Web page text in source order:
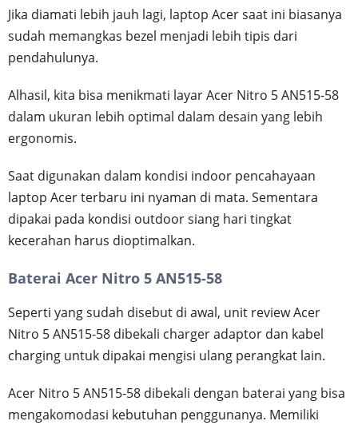
Jika diamati lebih jauh lagi, laptop Acer saat ini biasanya
sudah memangkas bezel menjadi lebih tipis dari
pendahulunya.
Alhasil, kita bisa menikmati layar Acer Nitro 5 AN515-58
dalam ukuran lebih optimal dalam desain yang lebih
ergonomis.
Saat digunakan dalam kondisi indoor pencahayaan
laptop Acer terbaru ini nyaman di mata. Sementara
dipakai pada kondisi outdoor siang hari tingkat
kecerahan harus dioptimalkan.
Baterai Acer Nitro 5 AN515-58
Seperti yang sudah disebut di awal, unit review Acer
Nitro 5 AN515-58 dibekali charger adaptor dan kabel
charging untuk dipakai mengisi ulang perangkat lain.
Acer Nitro 5 AN515-58 dibekali dengan baterai yang bisa
mengakomodasi kebutuhan penggunanya. Memiliki